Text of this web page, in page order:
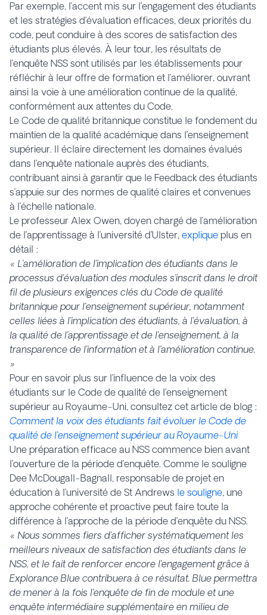
Par exemple, l’accent mis sur l’engagement des étudiants
et les stratégies d’évaluation efficaces, deux priorités du
code, peut conduire à des scores de satisfaction des
étudiants plus élevés. À leur tour, les résultats de
l’enquête NSS sont utilisés par les établissements pour
réfléchir à leur offre de formation et l’améliorer, ouvrant
ainsi la voie à une amélioration continue de la qualité,
conformément aux attentes du Code.
Le Code de qualité britannique constitue le fondement du
maintien de la qualité académique dans l’enseignement
supérieur. Il éclaire directement les domaines évalués
dans l’enquête nationale auprès des étudiants,
contribuant ainsi à garantir que le Feedback des étudiants
s’appuie sur des normes de qualité claires et convenues
à l’échelle nationale.
Le professeur Alex Owen, doyen chargé de l’amélioration
de l’apprentissage à l’université d’Ulster, explique plus en
détail :
« L’amélioration de l’implication des étudiants dans le
processus d’évaluation des modules s’inscrit dans le droit
fil de plusieurs exigences clés du Code de qualité
britannique pour l’enseignement supérieur, notamment
celles liées à l’implication des étudiants, à l’évaluation, à
la qualité de l’apprentissage et de l’enseignement, à la
transparence de l’information et à l’amélioration continue.
»
Pour en savoir plus sur l’influence de la voix des
étudiants sur le Code de qualité de l’enseignement
supérieur au Royaume-Uni, consultez cet article de blog :
Comment la voix des étudiants fait évoluer le Code de
qualité de l’enseignement supérieur au Royaume-Uni
Une préparation efficace au NSS commence bien avant
l’ouverture de la période d’enquête. Comme le souligne
Dee McDougall-Bagnall, responsable de projet en
éducation à l’université de St Andrews le souligne, une
approche cohérente et proactive peut faire toute la
différence à l’approche de la période d’enquête du NSS.
« Nous sommes fiers d’afficher systématiquement les
meilleurs niveaux de satisfaction des étudiants dans le
NSS, et le fait de renforcer encore l’engagement grâce à
Explorance Blue contribuera à ce résultat. Blue permettra
de mener à la fois l’enquête de fin de module et une
enquête intermédiaire supplémentaire en milieu de